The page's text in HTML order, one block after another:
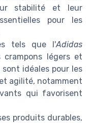
stabilité et leur
pour les
tels que l'Adidas
crampons légers et
idéales pour les
agilité, notamment
qui favorisent
produits durables,